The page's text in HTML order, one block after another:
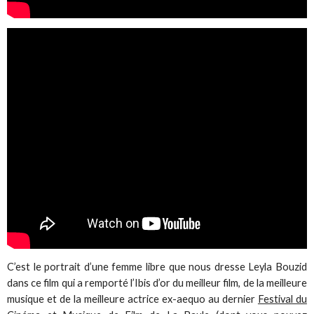
C’est le portrait d’une femme libre que nous dresse Leyla Bouzid
dans ce film qui a remporté l’Ibis d’or du meilleur film, de la meilleure
musique et de la meilleure actrice ex-aequo au dernier Festival du